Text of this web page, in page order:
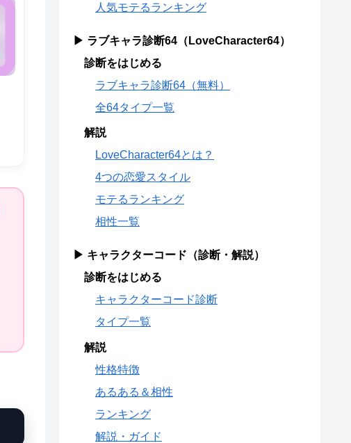
人気モテるランキング
▶ ラブキャラ診断64（LoveCharacter64）
診断をはじめる
ラブキャラ診断64（無料）
全64タイプ一覧
解説
LoveCharacter64とは？
4つの恋愛スタイル
モテるランキング
相性一覧
▶ キャラクターコード（診断・解説）
診断をはじめる
キャラクターコード診断
タイプ一覧
解説
性格特徴
あるある＆相性
ランキング
解説・ガイド